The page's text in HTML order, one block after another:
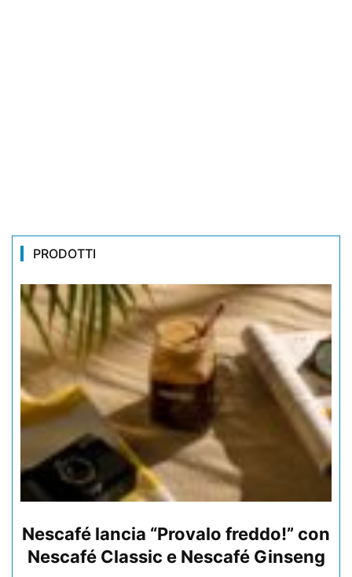
PRODOTTI
Nescafé lancia “Provalo freddo!” con
Nescafé Classic e Nescafé Ginseng